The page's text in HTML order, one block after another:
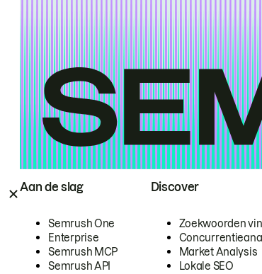
Aan de slag
Semrush One
Enterprise
Semrush MCP
Semrush API
Discover
Zoekwoorden
Market Analysis
Lokale SEO